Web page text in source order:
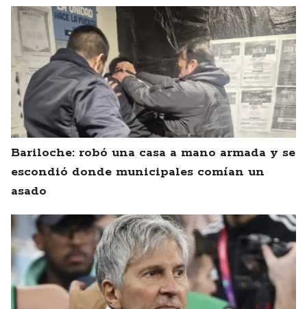
Bariloche: robó una casa a mano armada y se
escondió donde municipales comían un
asado